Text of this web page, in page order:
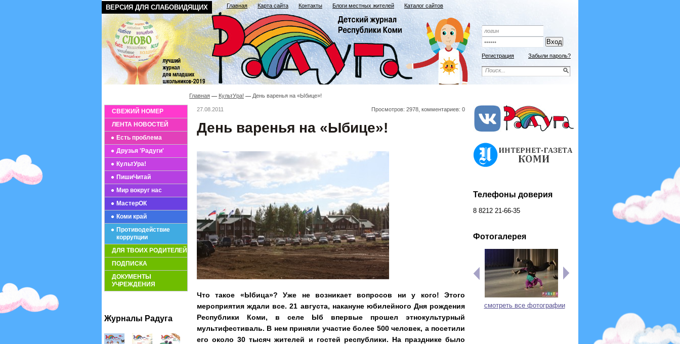
ВЕРСИЯ ДЛЯ СЛАБОВИДЯЩИХ Главная Карта сайта Контакты Блоги местных жителей Каталог сайтов
Регистрация Забыли пароль?
СВЕЖИЙ НОМЕР
ЛЕНТА НОВОСТЕЙ
Есть проблема
Друзья 'Радуги'
КультУра!
ПишиЧитай
Мир вокруг нас
МастерОК
Коми край
Противодействие
коррупции
ДЛЯ ТВОИХ РОДИТЕЛЕЙ
ПОДПИСКА
ДОКУМЕНТЫ
УЧРЕЖДЕНИЯ
Журналы Радуга
Главная КультУра! День варенья на «Ыбице»!
27.08.2011 Просмотров: 2978, комментариев: 0
День варенья на «Ыбице»!
Что такое «Ыбица»? Уже не возникает вопросов ни у кого! Этого
мероприятия ждали все. 21 августа, накануне юбилейного Дня рождения
Республики Коми, в селе Ыб впервые прошел этнокультурный
мультифестиваль. В нем приняли участие более 500 человек, а посетили
его около 30 тысяч жителей и гостей республики. На празднике было
Телефоны доверия
8 8212 21-66-35
Фотогалерея
смотреть все фотографии